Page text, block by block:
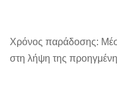
Χρόνος παράδοσης:
στη λήψη της